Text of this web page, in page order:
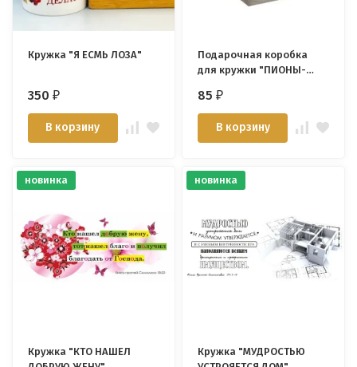
Кружка "Я ЕСМЬ ЛОЗА"
350₽
В корзину
Подарочная коробка
для кружки "ПИОНЫ-
85₽
В корзину
новинка
Кружка "КТО НАШЕЛ
новинка
Кружка "МУДРОСТЬЮ